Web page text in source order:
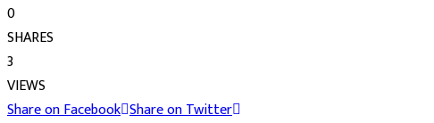
0
SHARES
3
VIEWS
Share on Facebook Share on Twitter